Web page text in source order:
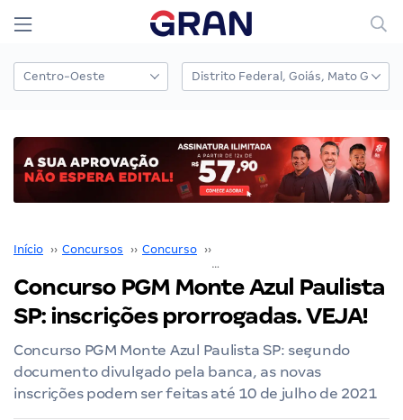
Início ›› Concursos ›› Concurso ››
Concurso PGM Monte Azul Paulista
SP: inscrições prorrogadas. VEJA!
Concurso PGM Monte Azul Paulista SP: segundo
documento divulgado pela banca, as novas
inscrições podem ser feitas até 10 de julho de 2021